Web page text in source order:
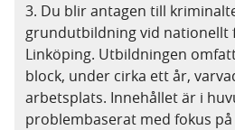
3. Du blir antagen till
grundutbildning vid nationellt
Linköping. Utbildningen
block, under cirka ett år,
arbetsplats. Innehållet är i
problembaserat med fokus